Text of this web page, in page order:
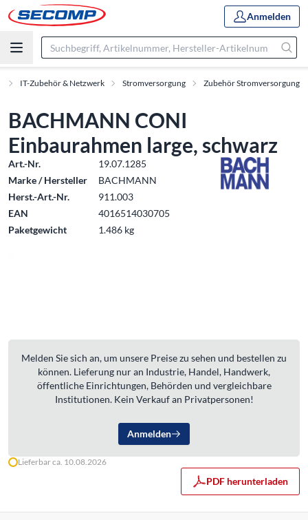
Anmelden
IT-Zubehör & Netzwerk Stromversorgung Zubehör Stromversorgung
BACHMANN CONI
Einbaurahmen large, schwarz
Art.-Nr.
19.07.1285
Marke / Hersteller
BACHMANN
Herst.-Art.-Nr.
911.003
EAN
4016514030705
Paketgewicht
1.486 kg
Melden Sie sich an, um unsere Preise zu sehen und bestellen zu
können. Lieferung nur an Industrie, Handel, Handwerk,
öffentliche Einrichtungen, Behörden und vergleichbare
Institutionen. Kein Verkauf an Privatpersonen!
Anmelden
Lieferbar ca. 10.08.2026
PDF herunterladen